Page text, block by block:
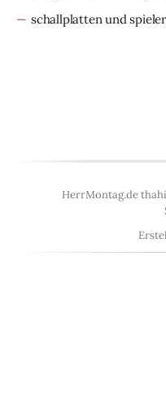
schallplatten und spieler
HerrMontag.de